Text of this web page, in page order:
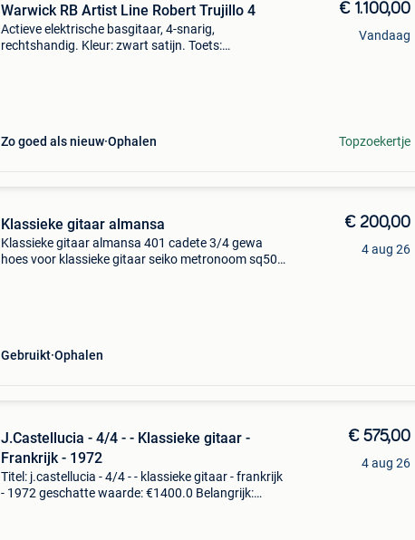
Warwick RB Artist Line Robert Trujillo 4
Actieve elektrische basgitaar, 4-snarig,
rechtshandig. Kleur: zwart satijn. Toets:
Zo goed als nieuw Ophalen
€ 1.100,00
Vandaag
Topzoekertje
Klassieke gitaar almansa
Klassieke gitaar almansa 401 cadete 3/4 gewa
hoes voor klassieke gitaar seiko metronoom sq50
Gebruikt Ophalen
€ 200,00
4 aug 26
J.Castellucia - 4/4 - - Klassieke gitaar -
Frankrijk - 1972
Titel: j.castellucia - 4/4 - - klassieke gitaar - frankrijk
- 1972 geschatte waarde: €1400.0 Belangrijk:
€ 575,00
4 aug 26